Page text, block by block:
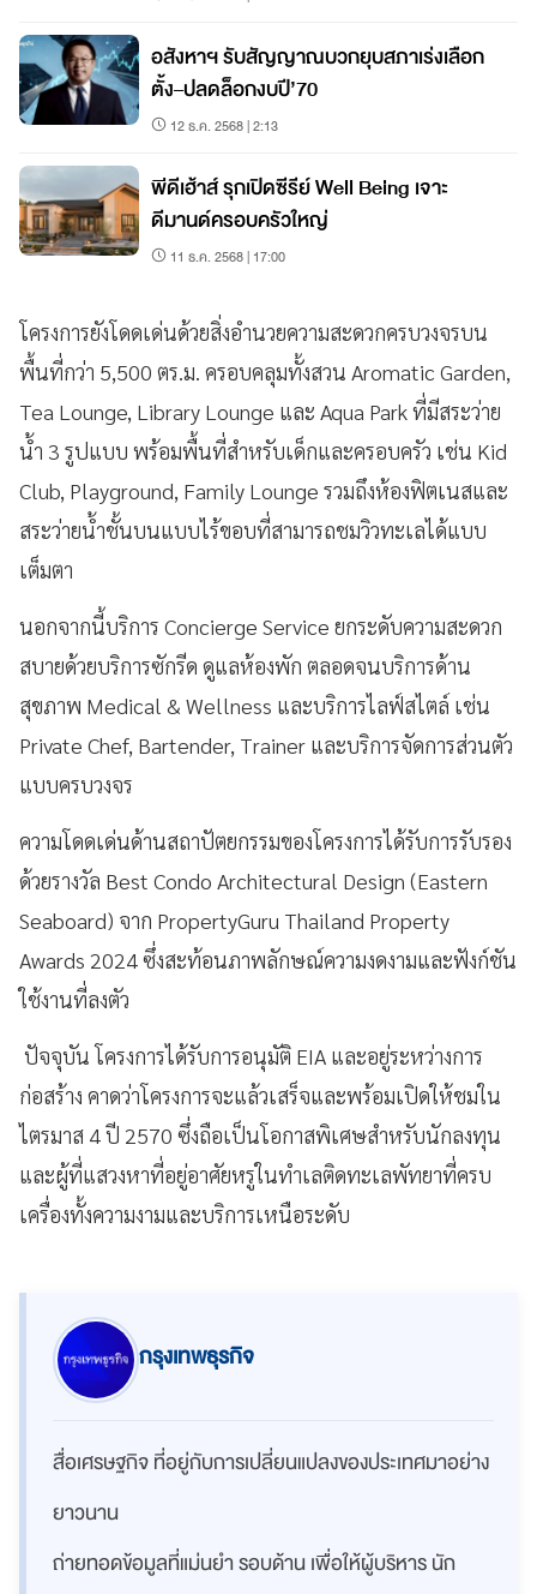
อสังหาฯ รับสัญญาณบวกยุบสภาเร่งเลือก
ตั้ง–ปลดล็อกงบปี’70
12 ธ.ค. 2568 | 2:13
พีดีเฮ้าส์ รุกเปิดซีรีย์ Well Being เจาะ
ดีมานด์ครอบครัวใหญ่
11 ธ.ค. 2568 | 17:00
โครงการยังโดดเด่นด้วยสิ่งอำนวยความสะดวกครบวงจรบน
พื้นที่กว่า 5,500 ตร.ม. ครอบคลุมทั้งสวน Aromatic Garden,
Tea Lounge, Library Lounge และ Aqua Park ที่มีสระว่าย
น้ำ 3 รูปแบบ พร้อมพื้นที่สำหรับเด็กและครอบครัว เช่น Kid
Club, Playground, Family Lounge รวมถึงห้องฟิตเนสและ
สระว่ายน้ำชั้นบนแบบไร้ขอบที่สามารถชมวิวทะเลได้แบบ
เต็มตา
นอกจากนี้บริการ Concierge Service ยกระดับความสะดวก
สบายด้วยบริการซักรีด ดูแลห้องพัก ตลอดจนบริการด้าน
สุขภาพ Medical & Wellness และบริการไลฟ์สไตล์ เช่น
Private Chef, Bartender, Trainer และบริการจัดการส่วนตัว
แบบครบวงจร
ความโดดเด่นด้านสถาปัตยกรรมของโครงการได้รับการรับรอง
ด้วยรางวัล Best Condo Architectural Design (Eastern
Seaboard) จาก PropertyGuru Thailand Property
Awards 2024 ซึ่งสะท้อนภาพลักษณ์ความงดงามและฟังก์ชัน
ใช้งานที่ลงตัว
ปัจจุบัน โครงการได้รับการอนุมัติ EIA และอยู่ระหว่างการ
ก่อสร้าง คาดว่าโครงการจะแล้วเสร็จและพร้อมเปิดให้ชมใน
ไตรมาส 4 ปี 2570 ซึ่งถือเป็นโอกาสพิเศษสำหรับนักลงทุน
และผู้ที่แสวงหาที่อยู่อาศัยหรูในทำเลติดทะเลพัทยาที่ครบ
เครื่องทั้งความงามและบริการเหนือระดับ
กรุงเทพธุรกิจ
สื่อเศรษฐกิจ ที่อยู่กับการเปลี่ยนแปลงของประเทศมาอย่าง
ยาวนาน
ถ่ายทอดข้อมูลที่แม่นยำ รอบด้าน เพื่อให้ผู้บริหาร นัก